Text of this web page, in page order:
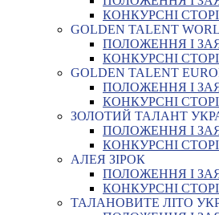
КОНКУРСНІ
GOLDEN TALENT
ПОЛОЖЕННЯ І
КОНКУРСНІ
GOLDEN TALENT
ПОЛОЖЕННЯ І
КОНКУРСНІ
ЗОЛОТИЙ ТАЛАНТ
ПОЛОЖЕННЯ І
КОНКУРСНІ
АЛЕЯ ЗІРОК
ПОЛОЖЕННЯ І
КОНКУРСНІ
ТАЛАНОВИТЕ ЛІТО